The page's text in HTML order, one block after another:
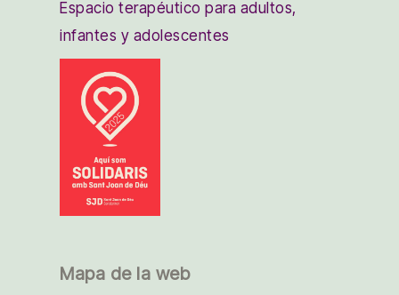
Espacio terapéutico para adultos,
infantes y adolescentes
Mapa de la web